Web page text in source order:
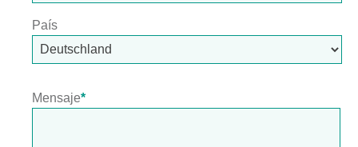
País
Mensaje*